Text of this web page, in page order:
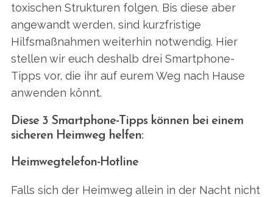
toxischen Strukturen folgen. Bis diese aber
angewandt werden, sind kurzfristige
Hilfsmaßnahmen weiterhin notwendig. Hier
stellen wir euch deshalb drei Smartphone-
Tipps vor, die ihr auf eurem Weg nach Hause
anwenden könnt.
Diese 3 Smartphone-Tipps können bei einem
sicheren Heimweg helfen:
Heimwegtelefon-Hotline
Falls sich der Heimweg allein in der Nacht nicht